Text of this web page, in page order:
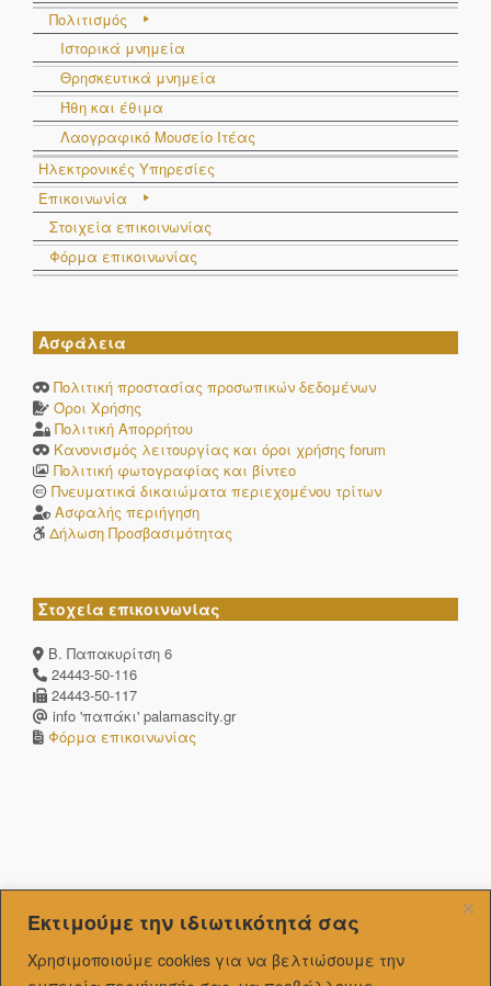
Εκτιμούμε την ιδιωτικότητά σας
Χρησιμοποιούμε cookies για να βελτιώσουμε την
Πολιτισμός
Ιστορικά μνημεία
Θρησκευτικά μνημεία
Ήθη και έθιμα
Λαογραφικό Μουσείο Ιτέας
Ηλεκτρονικές Υπηρεσίες
Επικοινωνία
Στοιχεία επικοινωνίας
Φόρμα επικοινωνίας
Ασφάλεια
Πολιτική προστασίας προσωπικών δεδομένων
Όροι Χρήσης
Πολιτική Απορρήτου
Κανονισμός λειτουργίας και όροι χρήσης forum
Πολιτική φωτογραφίας και βίντεο
Πνευματικά δικαιώματα περιεχομένου τρίτων
Ασφαλής περιήγηση
Δήλωση Προσβασιμότητας
Στοχεία επικοινωνίας
Β. Παπακυρίτση 6
24443-50-116
24443-50-117
info 'παπάκι' palamascity.gr
Φόρμα επικοινωνίας